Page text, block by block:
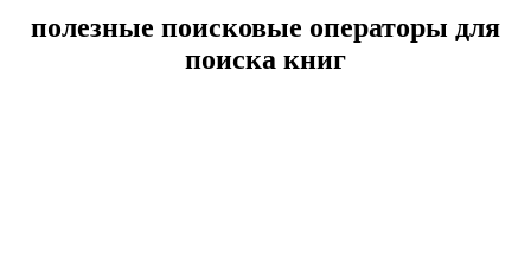
полезные поисковые операторы для
поиска книг